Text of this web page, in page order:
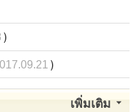
)
)
เพิ่มเติม